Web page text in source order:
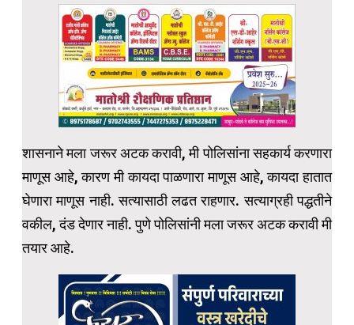
शासनाने मला जरूर अटक करावी, मी पोलिसांना सहकार्य करणारा
माणूस आहे, कारण मी कायदा पाळणारा माणूस आहे, कायदा हातात
घेणारा माणूस नाही. सत्यासाठी लढत राहणार. सत्याग्रही पद्धतीने
वकील, दंड देणार नाही. पुणे पोलिसांनी मला जरूर अटक करावी मी
तयार आहे.